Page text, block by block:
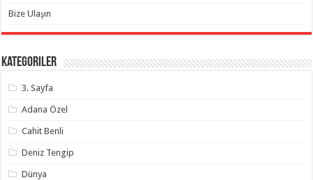
Bize Ulaşın
Kategoriler
3. Sayfa
Adana Özel
Cahit Benli
Deniz Tengip
Dünya